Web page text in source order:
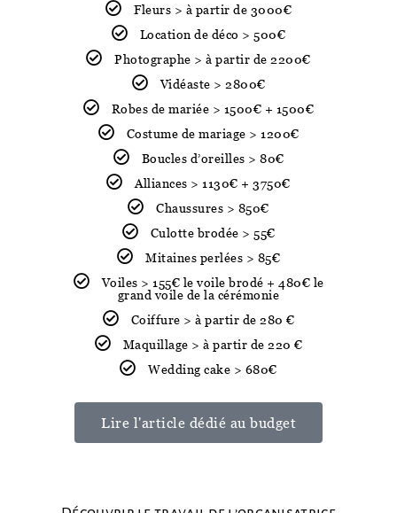
Fleurs > à partir de 3000€
Location de déco > 500€
Photographe > à partir de 2200€
Vidéaste > 2800€
Robes de mariée > 1500€ + 1500€
Costume de mariage > 1200€
Boucles d’oreilles > 80€
Alliances > 1130€ + 3750€
Chaussures > 850€
Culotte brodée > 55€
Mitaines perlées > 85€
Voiles > 155€ le voile brodé + 480€ le
grand voile de la cérémonie
Coiffure > à partir de 280 €
Maquillage > à partir de 220 €
Wedding cake > 680€
Lire l'article dédié au budget